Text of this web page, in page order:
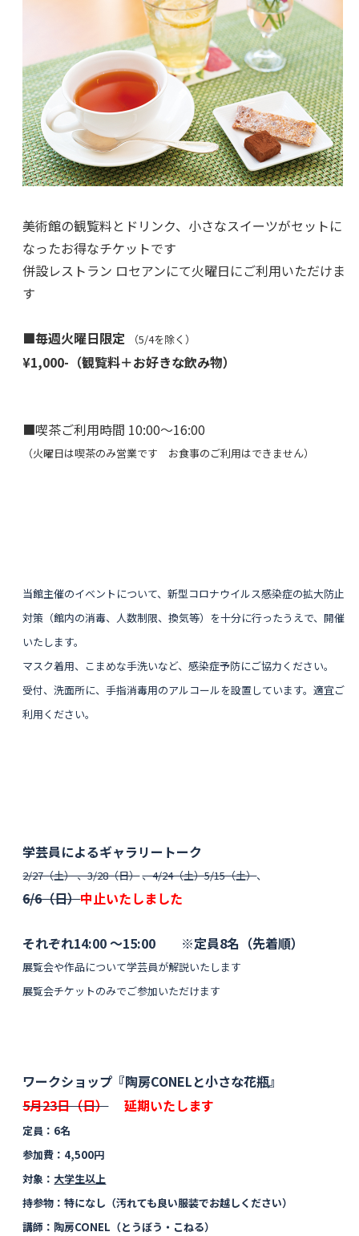
美術館の観覧料とドリンク、小さなスイーツがセットに
なったお得なチケットです
併設レストラン ロセアンにて火曜日にご利用いただけま
す
■毎週火曜日限定 （5/4を除く）
¥1,000-（観覧料＋お好きな飲み物）
■喫茶ご利用時間 10:00〜16:00
（火曜日は喫茶のみ営業です お食事のご利用はできません）
当館主催のイベントについて、新型コロナウイルス感染症の拡大防止
対策（館内の消毒、人数制限、換気等）を十分に行ったうえで、開催
いたします。
マスク着用、こまめな手洗いなど、感染症予防にご協力ください。
受付、洗面所に、手指消毒用のアルコールを設置しています。適宜ご
利用ください。
学芸員によるギャラリートーク
2/27（土） 、3/28（日）、4/24（土）5/15（土）、
6/6（日）中止いたしました
それぞれ14:00 〜15:00 ※定員8名（先着順）
展覧会や作品について学芸員が解説いたします
展覧会チケットのみでご参加いただけます
ワークショップ『陶房CONELと小さな花瓶』
5月23日（日）延期いたします
定員：6名
参加費：4,500円
対象： 大学生以上
持参物：特になし（汚れても良い服装でお越しください）
講師：陶房CONEL（とうぼう・こねる）